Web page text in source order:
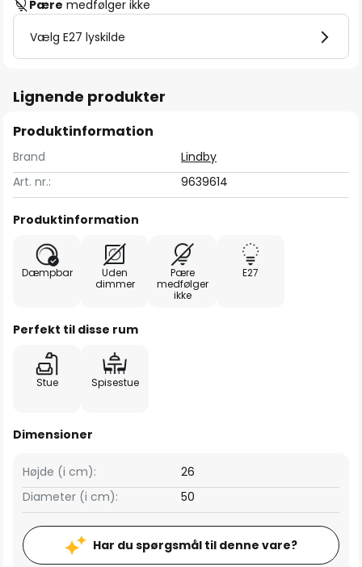
Pære medfølger ikke
Vælg E27 lyskilde
Lignende produkter
Produktinformation
Brand
Lindby
Art. nr.:
9639614
Produktinformation
Dæmpbar
Uden
dimmer
Pære
medfølger
ikke
E27
Perfekt til disse rum
Stue Spisestue
Dimensioner
Højde (i cm):
26
Diameter (i cm):
50
Har du spørgsmål til denne vare?